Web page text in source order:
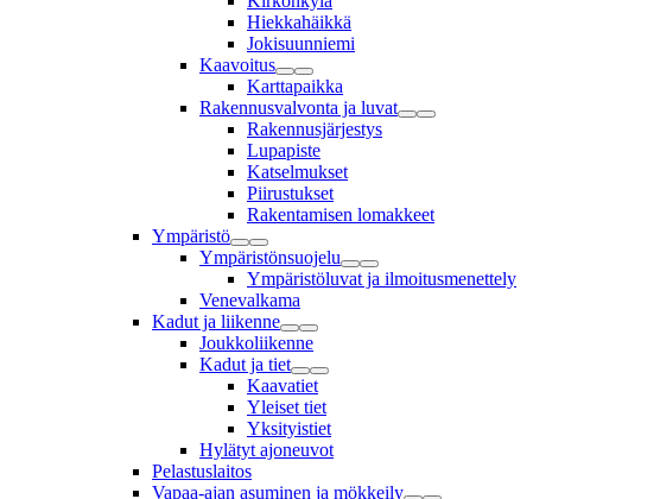
Hiekkahäikkä
Jokisuunniemi
Kaavoitus
Karttapaikka
Rakennusvalvonta ja luvat
Rakennusjärjestys
Lupapiste
Katselmukset
Piirustukset
Rakentamisen lomakkeet
Ympäristö
Ympäristönsuojelu
Ympäristöluvat ja ilmoitusmenettely
Venevalkama
Kadut ja liikenne
Joukkoliikenne
Kadut ja tiet
Kaavatiet
Yleiset tiet
Yksityistiet
Hylätyt ajoneuvot
Pelastuslaitos
Vapaa-ajan asuminen ja mökkeily